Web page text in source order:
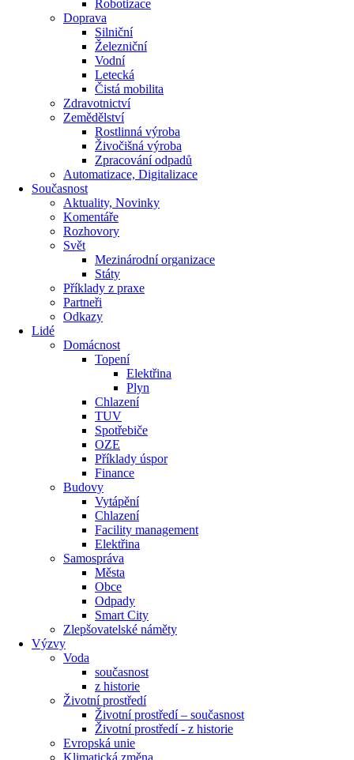
Robotizace
Doprava
Silniční
Železniční
Vodní
Letecká
Čistá mobilita
Zdravotnictví
Zemědělství
Rostlinná výroba
Živočišná výroba
Zpracování odpadů
Automatizace, Digitalizace
Současnost
Aktuality, Novinky
Komentáře
Rozhovory
Svět
Mezinárodní organizace
Státy
Příklady z praxe
Partneři
Odkazy
Lidé
Domácnost
Topení
Elektřina
Plyn
Chlazení
TUV
Spotřebiče
OZE
Příklady úspor
Finance
Budovy
Vytápění
Chlazení
Facility management
Elektřina
Samospráva
Města
Obce
Odpady
Smart City
Zlepšovatelské náměty
Výzvy
Voda
současnost
z historie
Životní prostředí
Životní prostředí – současnost
Životní prostředí ​- z historie
Evropská unie
Klimatická změna